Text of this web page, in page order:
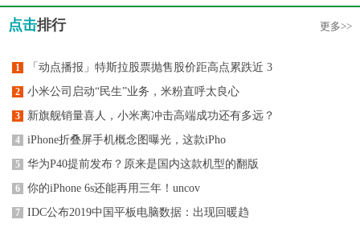
点击排行 更多>>
1 「动点播报」特斯拉股票抛售股价距高点累跌近 3
2 小米公司启动“民生”业务，米粉直呼太良心
3 新旗舰销量喜人，小米离冲击高端成功还有多远？
4 iPhone折叠屏手机概念图曝光，这款iPho
5 华为P40提前发布？原来是国内这款机型的翻版
6 你的iPhone 6s还能再用三年！uncov
7 IDC公布2019中国平板电脑数据：出现回暖趋